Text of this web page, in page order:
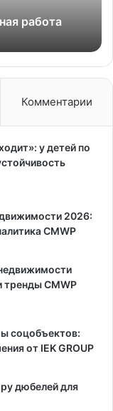
работа
Комментарии
у детей по
2026:
CMWP
тренды CMWP
соцобъектов:
от IEK GROUP
дюбелей для